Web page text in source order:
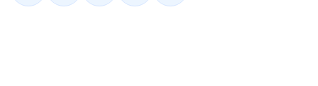
O que é exatamente o regime híbrido e